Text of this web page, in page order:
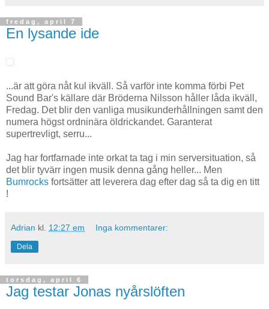
fredag, april 7
En lysande ide
...är att göra nåt kul ikväll. Så varför inte komma förbi Pet
Sound Bar's källare där Bröderna Nilsson håller låda ikväll,
Fredag. Det blir den vanliga musikunderhållningen samt den
numera högst ordninära öldrickandet. Garanterat
supertrevligt, serru...
Jag har fortfarnade inte orkat ta tag i min serversituation, så
det blir tyvärr ingen musik denna gång heller... Men
Bumrocks fortsätter att leverera dag efter dag så ta dig en titt
!
Adrian kl. 12:27 em Inga kommentarer:
Dela
torsdag, april 6
Jag testar Jonas nyårslöften